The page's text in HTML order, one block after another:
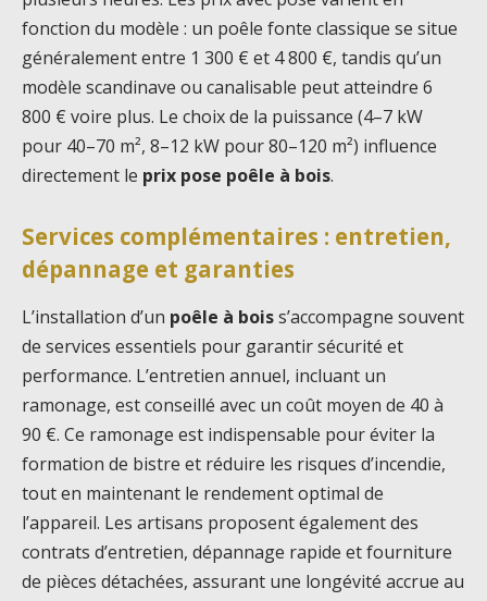
fonction du modèle : un poêle fonte classique se situe
généralement entre 1 300 € et 4 800 €, tandis qu’un
modèle scandinave ou canalisable peut atteindre 6
800 € voire plus. Le choix de la puissance (4–7 kW
pour 40–70 m², 8–12 kW pour 80–120 m²) influence
directement le prix pose poêle à bois.
Services complémentaires : entretien,
dépannage et garanties
L’installation d’un poêle à boiss’accompagne souvent
de services essentiels pour garantir sécurité et
performance. L’entretien annuel, incluant un
ramonage, est conseillé avec un coût moyen de 40 à
90 €. Ce ramonage est indispensable pour éviter la
formation de bistre et réduire les risques d’incendie,
tout en maintenant le rendement optimal de
l’appareil. Les artisans proposent également des
contrats d’entretien, dépannage rapide et fourniture
de pièces détachées, assurant une longévité accrue au